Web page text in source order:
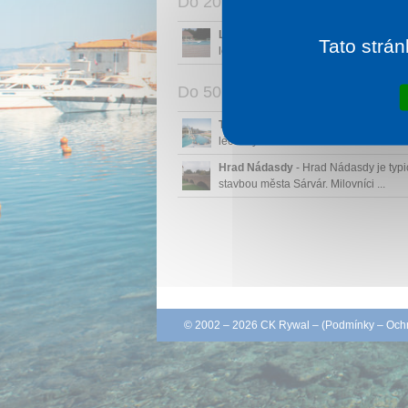
Léčebné lázně Szeleste
ležící u obce Szeleste používa...
Do 50 km
Termální lázně Sárvár
léčebných lázní ležící ve měst...
Hrad Nádasdy - Hrad Nádasdy je
stavbou města Sárvár. Milovníci ...
© 2002 – 2026 CK Rywal – (Podmínky –
Tato